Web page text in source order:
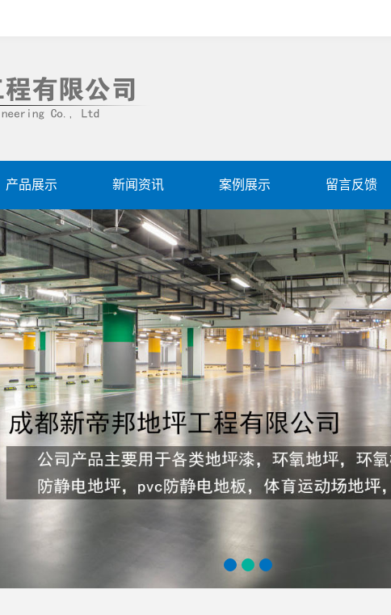
产品展示 新闻资讯 案例展示 留言反馈